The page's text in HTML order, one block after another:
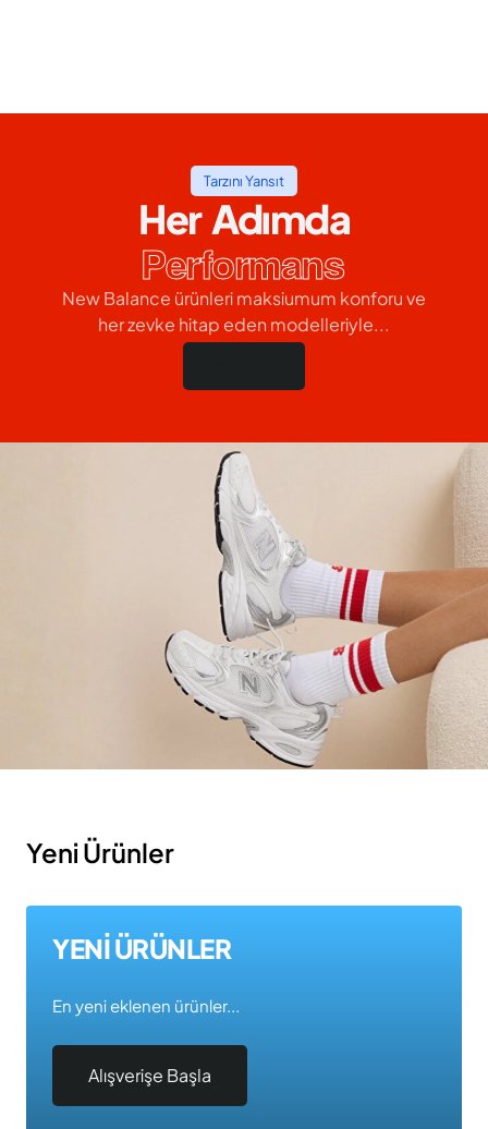
Tarzını Yansıt
Her Adımda
Performans
New Balance ürünleri maksiumum konforu ve
her zevke hitap eden modelleriyle...
Yeni Ürünler
YENİ ÜRÜNLER
En yeni eklenen ürünler...
Alışverişe Başla